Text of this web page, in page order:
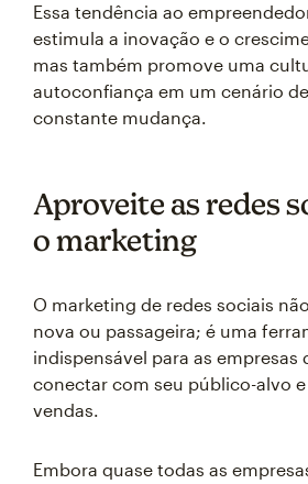
Essa tendência ao
estimula a inovação e o
mas também promove uma
autoconfiança em um cenário
constante mudança.
Aproveite as redes
o marketing
O marketing de redes sociais
nova ou passageira; é uma
indispensável para as empresas
conectar com seu público-alvo
vendas.
Embora quase todas as